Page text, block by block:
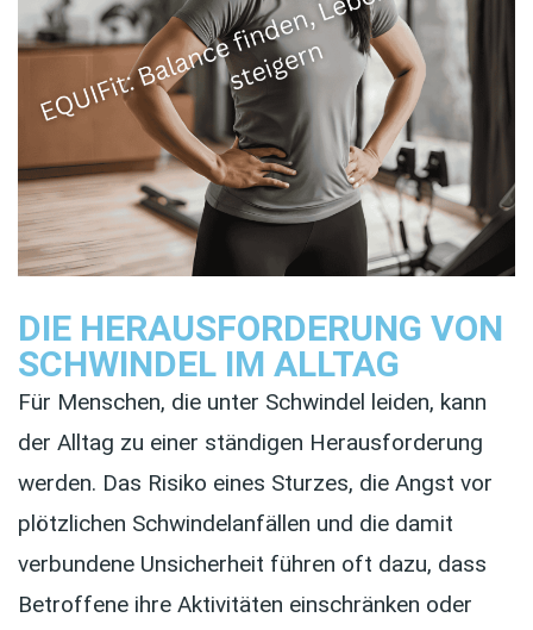
DIE HERAUSFORDERUNG VON
SCHWINDEL IM ALLTAG
Für Menschen, die unter Schwindel leiden, kann
der Alltag zu einer ständigen Herausforderung
werden. Das Risiko eines Sturzes, die Angst vor
plötzlichen Schwindelanfällen und die damit
verbundene Unsicherheit führen oft dazu, dass
Betroffene ihre Aktivitäten einschränken oder